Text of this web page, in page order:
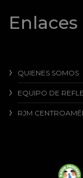
Enlaces
QUIENES SOMOS
EQUIPO DE
RJM